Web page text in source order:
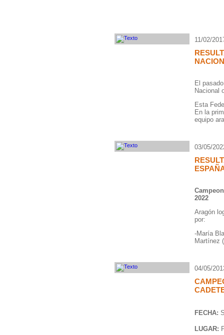
11/02/
El
Nacional
Esta
En la
equipo
03/05/
2022
Aragón
por:
-María
Martínez
04/05/
FECHA:
LUGAR: